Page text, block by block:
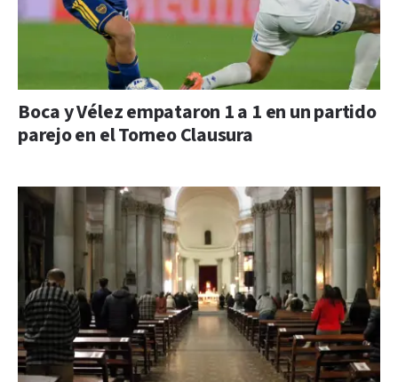
Boca y Vélez empataron 1 a 1 en un partido
parejo en el Torneo Clausura